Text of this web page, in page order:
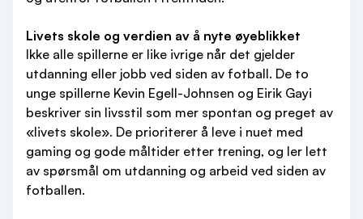
Livets skole og verdien av å nyte øyeblikket
Ikke alle spillerne er like ivrige når det gjelder
utdanning eller jobb ved siden av fotball. De to
unge spillerne Kevin Egell-Johnsen og Eirik Gayi
beskriver sin livsstil som mer spontan og preget av
«livets skole». De prioriterer å leve i nuet med
gaming og gode måltider etter trening, og ler lett
av spørsmål om utdanning og arbeid ved siden av
fotballen.